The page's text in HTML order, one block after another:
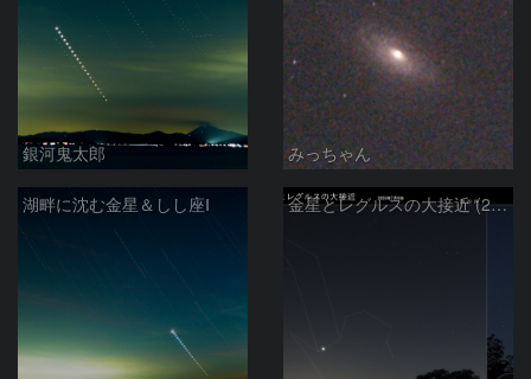
銀河鬼太郎 みっちゃん
湖畔に沈む金星＆しし座Ⅰ 金星とレグルスの大接近 (2026/07/09)